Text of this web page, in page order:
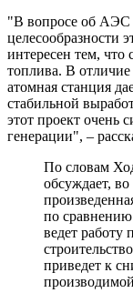
"В вопросе об АЭС
целесообразности
интересен тем, что
топлива. В
атомная станция
стабильной
этот проект очень
генерации", –
По словам
обсуждает, во
по
ведет работу
приведет к